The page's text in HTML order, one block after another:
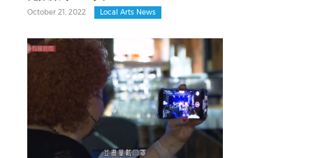
October 21, 2022 Local Arts News